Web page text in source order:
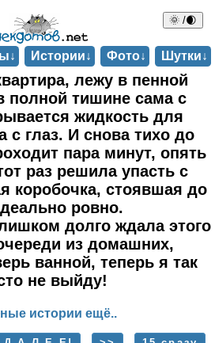
🌞 /🌒
Истории↓ Фото↓ Шутки↓
лежу в пенной
полной тишине сама с
жидкость для
с глаз. И снова тихо до
пара минут, опять
раз решила упасть с
коробочка, стоявшая до
ровно.
долго ждала этого
из домашних,
ванной, теперь я так
не выйду!
истории ещё..